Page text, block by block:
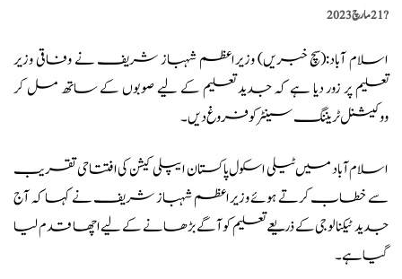
?️21 مارچ 2023
اسلام آباد:(سچ خبریں) وزیراعظم شہباز شریف نے وفاقی وزیر
تعلیم پر زور دیا ہے کہ جدید تعلیم کے لیے صوبوں کے ساتھ مل کر
ووکیشنل ٹریننگ سینٹر کو فروغ دیں۔
اسلام آباد میں ٹیلی اسکول پاکستان ایپلی کیشن کی افتتاحی تقریب
سے خطاب کرتےہوئے وزیراعظم شہباز شریف نے کہا کہ آج
جدید ٹیکنالوجی کے ذریعے تعلیم کو آگے بڑھانے کے لیے اچھا قدم لیا
گیا ہے۔